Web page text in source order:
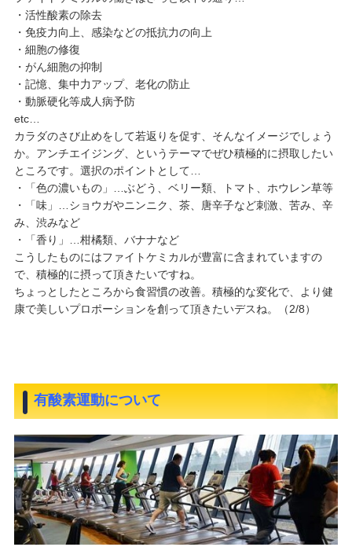
・活性酸素の除去
・免疫力向上、感染などの抵抗力の向上
・細胞の修復
・がん細胞の抑制
・記憶、集中力アップ、老化の防止
・動脈硬化等成人病予防
etc…
カラダのさび止めをして若返りを促す、そんなイメージでしょう
か。アンチエイジング、というテーマでぜひ積極的に摂取したい
ところです。選択のポイントとして…
・「色の濃いもの」…ぶどう、ベリー類、トマト、ホウレン草等
・「味」…ショウガやニンニク、茶、唐辛子など刺激、苦み、辛
み、渋みなど
・「香り」…柑橘類、バナナなど
こうしたものにはファイトケミカルが豊富に含まれていますの
で、積極的に摂って頂きたいですね。
ちょっとしたところから食習慣の改善。積極的な変化で、より健
康で美しいプロポーションを創って頂きたいデスね。（2/8）
有酸素運動について